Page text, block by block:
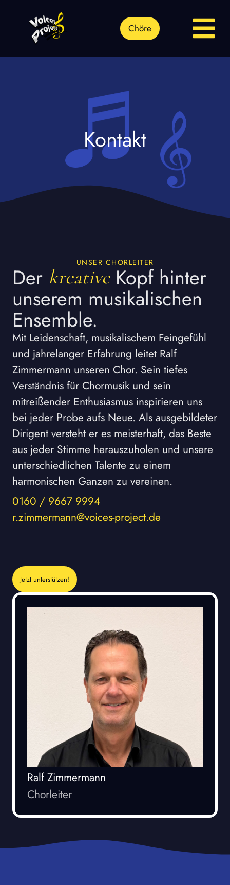
Chöre
Kontakt
Ralf Zimmermann
Chorleiter
UNSER CHORLEITER
Der kreative Kopf hinter
unserem musikalischen
Ensemble.
Mit Leidenschaft, musikalischem Feingefühl
und jahrelanger Erfahrung leitet Ralf
Zimmermann unseren Chor. Sein tiefes
Verständnis für Chormusik und sein
mitreißender Enthusiasmus inspirieren uns
bei jeder Probe aufs Neue. Als ausgebildeter
Dirigent versteht er es meisterhaft, das Beste
aus jeder Stimme herauszuholen und unsere
unterschiedlichen Talente zu einem
harmonischen Ganzen zu vereinen.
0160 / 9667 9994
r.zimmermann@voices-project.de
Jetzt unterstützen!